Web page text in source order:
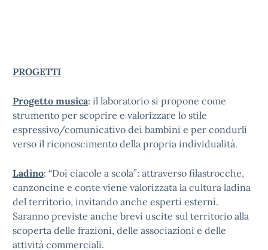
PROGETTI
Progetto musica: il laboratorio si propone come
strumento per scoprire e valorizzare lo stile
espressivo/comunicativo dei bambini e per condurli
verso il riconoscimento della propria individualità.
Ladino: “Doi ciacole a scola”: attraverso filastrocche,
canzoncine e conte viene valorizzata la cultura ladina
del territorio, invitando anche esperti esterni.
Saranno previste anche brevi uscite sul territorio alla
scoperta delle frazioni, delle associazioni e delle
attività commerciali.